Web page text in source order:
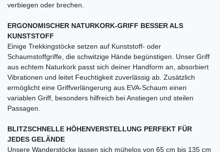
verbiegen oder brechen.
ERGONOMISCHER NATURKORK-GRIFF BESSER ALS
KUNSTSTOFF
Einige Trekkingstöcke setzen auf Kunststoff- oder
Schaumstoffgriffe, die schwitzige Hände begünstigen. Unser Griff
aus echtem Naturkork passt sich deiner Handform an, absorbiert
Vibrationen und leitet Feuchtigkeit zuverlässig ab. Zusätzlich
ermöglicht eine Griffverlängerung aus EVA-Schaum einen
variablen Griff, besonders hilfreich bei Anstiegen und steilen
Passagen.
BLITZSCHNELLE HÖHENVERSTELLUNG PERFEKT FÜR
JEDES GELÄNDE
Unsere Wanderstöcke lassen sich mühelos von 65 cm bis 135 cm